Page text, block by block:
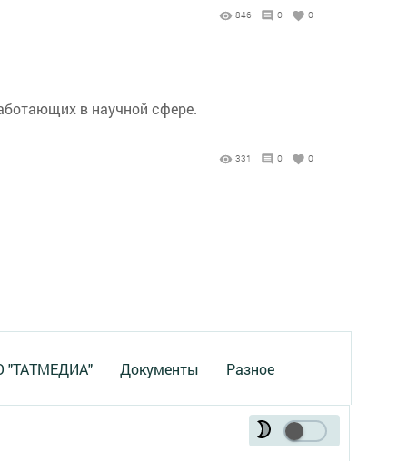
846 0 0
в научной сфере.
331 0 0
"ТАТМЕДИА" Документы Разное